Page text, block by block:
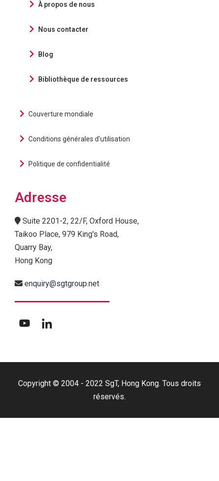
À propos de nous
Nous contacter
Blog
Bibliothèque de ressources
Couverture mondiale
Conditions générales d'utilisation
Politique de confidentialité
Adresse
Suite 2201-2, 22/F, Oxford House,
Taikoo Place, 979 King's Road,
Quarry Bay,
Hong Kong
enquiry@sgtgroup.net
Copyright © 2004 - 2022 SgT, Hong Kong. Tous droits
réservés.